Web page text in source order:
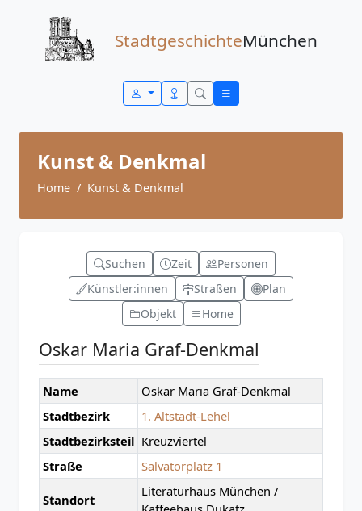
StadtgeschichteMünchen
Kunst & Denkmal
Home Kunst & Denkmal
Suchen Zeit
Personen
Künstler:innen
Straßen
Plan
Objekt
Home
Oskar Maria Graf-Denkmal
Name
Oskar Maria Graf-Denkmal
Stadtbezirk
1. Altstadt-Lehel
Stadtbezirksteil Kreuzviertel
Straße
Salvatorplatz 1
Standort
Literaturhaus München /